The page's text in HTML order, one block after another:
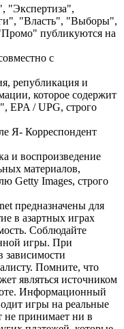
"Экспертиза",
"Власть", "Выборы",
публикуются на
с
републикация и
которое содержит
EPA / UPG, строго
Я- Корреспондент
и воспроизведение
материалов,
Getty Images, строго
предназначены для
в азартных играх
Соблюдайте
игры. При
зависимости
Помните, что
являться источником
Информационный
игры на реальные
не принимает ни в